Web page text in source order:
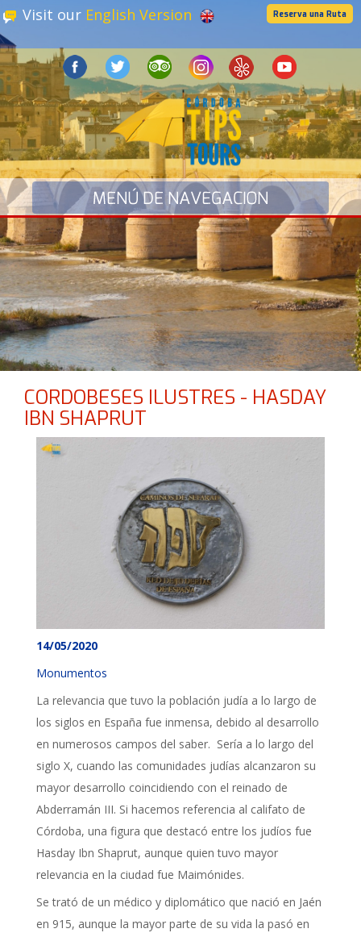
Visit our English Version Reserva una Ruta
CORDOBESES ILUSTRES - HASDAY
IBN SHAPRUT
14/05/2020
Monumentos
La relevancia que tuvo la población judía a lo largo de
los siglos en España fue inmensa, debido al desarrollo
en numerosos campos del saber. Sería a lo largo del
siglo X, cuando las comunidades judías alcanzaron su
mayor desarrollo coincidiendo con el reinado de
Abderramán III. Si hacemos referencia al califato de
Córdoba, una figura que destacó entre los judíos fue
Hasday Ibn Shaprut, aunque quien tuvo mayor
relevancia en la ciudad fue Maimónides.
Se trató de un médico y diplomático que nació en Jaén
en 915, aunque la mayor parte de su vida la pasó en